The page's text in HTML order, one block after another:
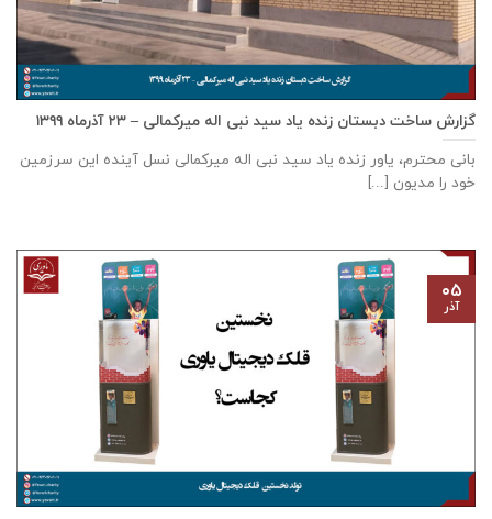
گزارش ساخت دبستان زنده ياد سيد نبی اله ميركمالی – ۲۳ آذر‌ماه ۱۳۹۹
بانی محترم، یاور زنده ياد سيد نبی اله ميركمالی نسل آینده این سرزمین
خود را مدیون [...]
۰۵
آذر